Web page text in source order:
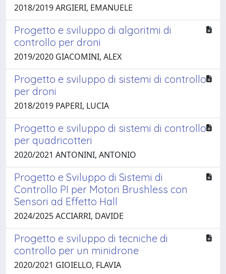
2018/2019 ARGIERI, EMANUELE
Progetto e sviluppo di algoritmi di
controllo per droni
2019/2020 GIACOMINI, ALEX
Progetto e sviluppo di sistemi di controllo
per droni
2018/2019 PAPERI, LUCIA
Progetto e sviluppo di sistemi di controllo
per quadricotteri
2020/2021 ANTONINI, ANTONIO
Progetto e Sviluppo di Sistemi di
Controllo PI per Motori Brushless con
Sensori ad Effetto Hall
2024/2025 ACCIARRI, DAVIDE
Progetto e sviluppo di tecniche di
controllo per un minidrone
2020/2021 GIOIELLO, FLAVIA